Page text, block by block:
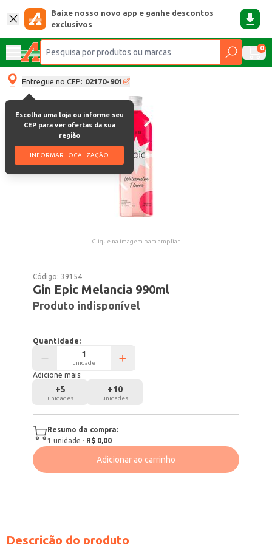
Baixe nosso novo app e ganhe descontos
exclusivos
0
Entregue no CEP: 02170-901
Escolha uma loja ou informe seu
CEP para ver ofertas da sua
região
INFORMAR LOCALIZAÇÃO
Clique na imagem para ampliar.
Código:39154
Gin Epic Melancia 990ml
Produto indisponível
Quantidade:
unidade
Adicione mais:
+5
unidades
+10
unidades
Resumo da compra:
1 unidade · R$ 0,00
Adicionar ao carrinho
Descrição do produto